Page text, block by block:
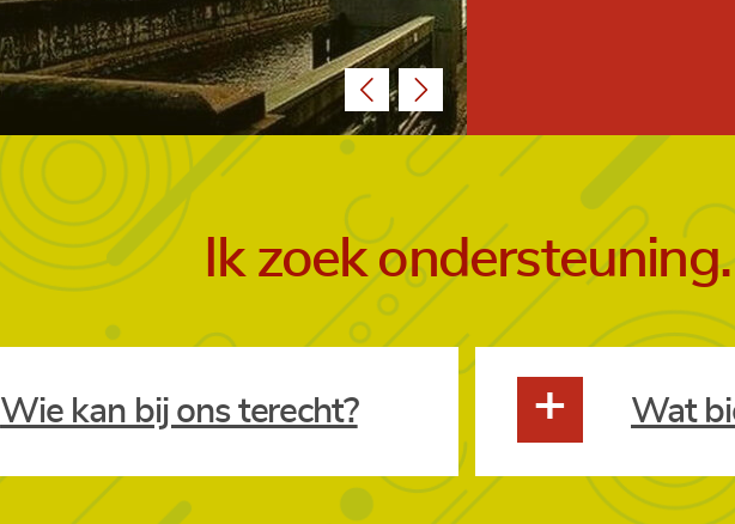
Ik zoek ondersteuning.
Wie kan bij ons terecht? + Wat